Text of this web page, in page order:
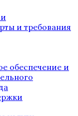
и требования
обеспечение и